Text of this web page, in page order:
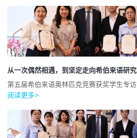
从一次偶然相遇，到坚定走向希伯来语研究
第五届希伯来语奥林匹克竞赛获奖学生专访
阅读更多>